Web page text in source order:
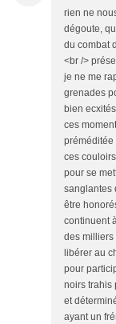
rien ne
dégoute,
du combat
<br />
je ne me
grenades
bien
ces
préméditée
ces
pour se
sanglantes
être
continuent
des milliers
libérer au
pour
noirs trahis
et
ayant un